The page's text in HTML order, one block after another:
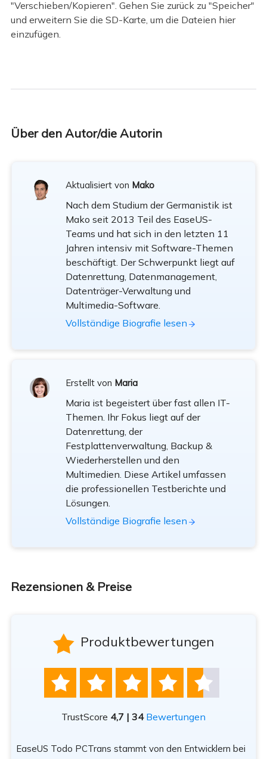
"Verschieben/Kopieren". Gehen Sie zurück zu "Speicher"
und erweitern Sie die SD-Karte, um die Dateien hier
einzufügen.
Über den Autor/die Autorin
Aktualisiert von Mako
Nach dem Studium der Germanistik ist
Mako seit 2013 Teil des EaseUS-
Teams und hat sich in den letzten 11
Jahren intensiv mit Software-Themen
beschäftigt. Der Schwerpunkt liegt auf
Datenrettung, Datenmanagement,
Datenträger-Verwaltung und
Multimedia-Software.
Vollständige Biografie lesen
Erstellt von Maria
Maria ist begeistert über fast allen IT-
Themen. Ihr Fokus liegt auf der
Datenrettung, der
Festplattenverwaltung, Backup &
Wiederherstellen und den
Multimedien. Diese Artikel umfassen
die professionellen Testberichte und
Lösungen.
Vollständige Biografie lesen
Rezensionen & Preise
 Produktbewertungen
    
TrustScore 4,7 | 34 Bewertungen
EaseUS Todo PCTrans stammt von den Entwicklern bei